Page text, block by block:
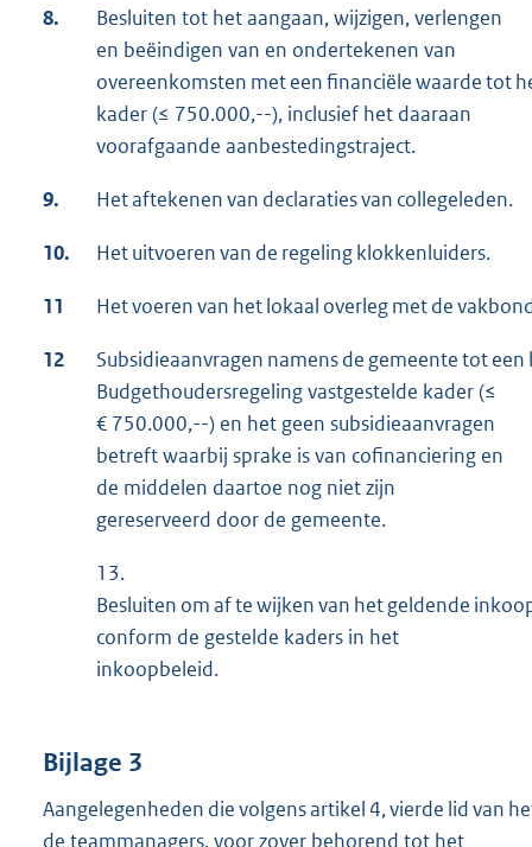
8.
Besluiten tot het aangaan, wijzigen, verlengen
en beëindigen van en ondertekenen van
overeenkomsten met een financiële waarde tot
kader (≤ 750.000,--), inclusief het daaraan
voorafgaande aanbestedingstraject.
9. Het aftekenen van declaraties van collegeleden.
10. Het uitvoeren van de regeling klokkenluiders.
11 Het voeren van het lokaal overleg met de
12
Subsidieaanvragen namens de gemeente tot
Budgethoudersregeling vastgestelde kader (≤
€ 750.000,--) en het geen subsidieaanvragen
betreft waarbij sprake is van cofinanciering en
de middelen daartoe nog niet zijn
gereserveerd door de gemeente.
13.
Besluiten om af te wijken van het geldende
conform de gestelde kaders in het
inkoopbeleid.
Bijlage 3
Aangelegenheden die volgens artikel 4, vierde lid van
de teammanagers, voor zover behorend tot het